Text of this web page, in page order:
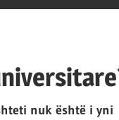
nuk është i yni